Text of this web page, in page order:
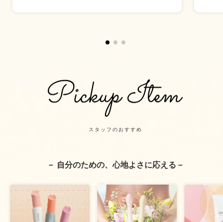
スタッフのおすすめ
－ 自分のための、心地よさに応える－